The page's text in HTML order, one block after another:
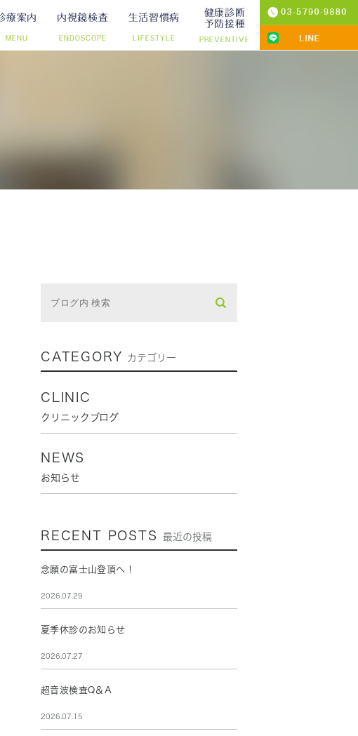
療案内
MENU
内視鏡検査
ENDOSCOPE
リープ切除）
生活習慣病
LIFESTYLE
健康診断
予防接種
PREVENTIVE
CATEGORY カテゴリー
CLINIC
クリニックブログ
NEWS
お知らせ
RECENT POSTS 最近の投稿
念願の富士山登頂へ！
2026.07.29
夏季休診のお知らせ
2026.07.27
超音波検査Q＆A
2026.07.15